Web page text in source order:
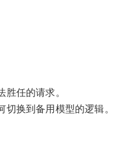
任的请求。
换到备用模型的逻辑。